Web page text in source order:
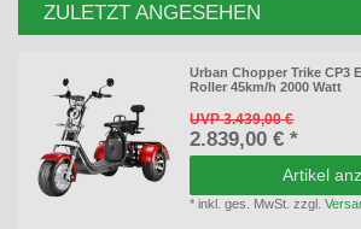
ZULETZT ANGESEHEN
Urban Chopper Trike CP3
Roller 45km/h 2000 Watt
UVP 3.439,00 €
2.839,00 € *
Artikel
*inkl. ges. MwSt. zzgl.